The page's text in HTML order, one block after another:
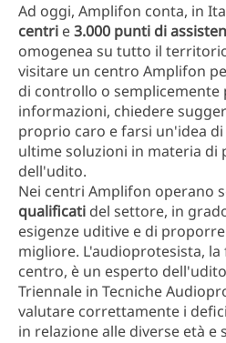
Ad oggi, Amplifon conta, in
centri e3.000 punti di
omogenea su tutto il
visitare un centro Amplifon
di controllo o semplicemente
informazioni, chiedere
proprio caro e farsi un'idea
ultime soluzioni in materia di
dell'udito.
Nei centri Amplifon operano
qualificati del settore, in
esigenze uditive e di
migliore. L'audioprotesista,
centro, è un esperto
Triennale in Tecniche
valutare correttamente i
in relazione alle diverse età e